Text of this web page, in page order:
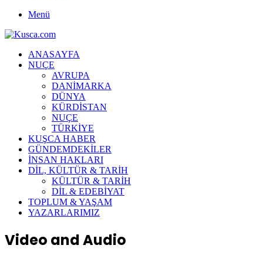
Menü
ANASAYFA
NUÇE
AVRUPA
DANİMARKA
DÜNYA
KÜRDİSTAN
NUÇE
TÜRKİYE
KUŞCA HABER
GÜNDEMDEKİLER
İNSAN HAKLARI
DİL, KÜLTÜR & TARİH
KÜLTÜR & TARİH
DİL & EDEBİYAT
TOPLUM & YAŞAM
YAZARLARIMIZ
Video and Audio